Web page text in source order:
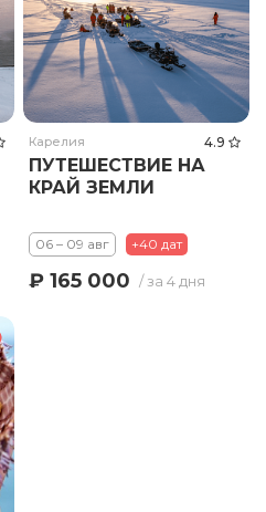
Карелия 4.9
ПУТЕШЕСТВИЕ НА
КРАЙ ЗЕМЛИ
06 – 09 авг +40 дат
₽ 165 000 / за 4 дня